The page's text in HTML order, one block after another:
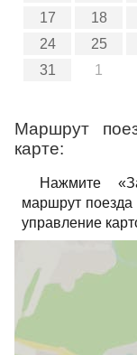
17
18
24
25
31
1
Маршрут
карте:
Нажмите
маршрут поезда
управление